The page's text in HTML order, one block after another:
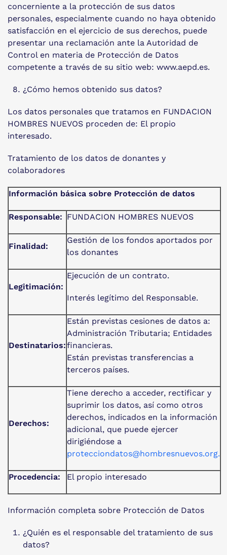
concerniente a la protección de sus datos
personales, especialmente cuando no haya obtenido
satisfacción en el ejercicio de sus derechos, puede
presentar una reclamación ante la Autoridad de
Control en materia de Protección de Datos
competente a través de su sitio web: www.aepd.es.
¿Cómo hemos obtenido sus datos?
Los datos personales que tratamos en FUNDACION
HOMBRES NUEVOS proceden de: El propio
interesado.
Tratamiento de los datos de donantes y
colaboradores
Información básica sobre Protección de datos
Responsable: FUNDACION HOMBRES NUEVOS
Finalidad:
Gestión de los fondos aportados por
los donantes
Legitimación:
Ejecución de un contrato.
Interés legítimo del Responsable.
Destinatarios:
Están previstas cesiones de datos a:
Administración Tributaria; Entidades
financieras.
Están previstas transferencias a
terceros países.
Derechos:
Tiene derecho a acceder, rectificar y
suprimir los datos, así como otros
derechos, indicados en la información
adicional, que puede ejercer
dirigiéndose a
protecciondatos@hombresnuevos.org.
Procedencia: El propio interesado
Información completa sobre Protección de Datos
¿Quién es el responsable del tratamiento de sus
datos?